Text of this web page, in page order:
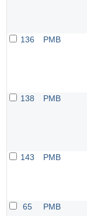
136 PMB
138 PMB
143 PMB
65 PMB